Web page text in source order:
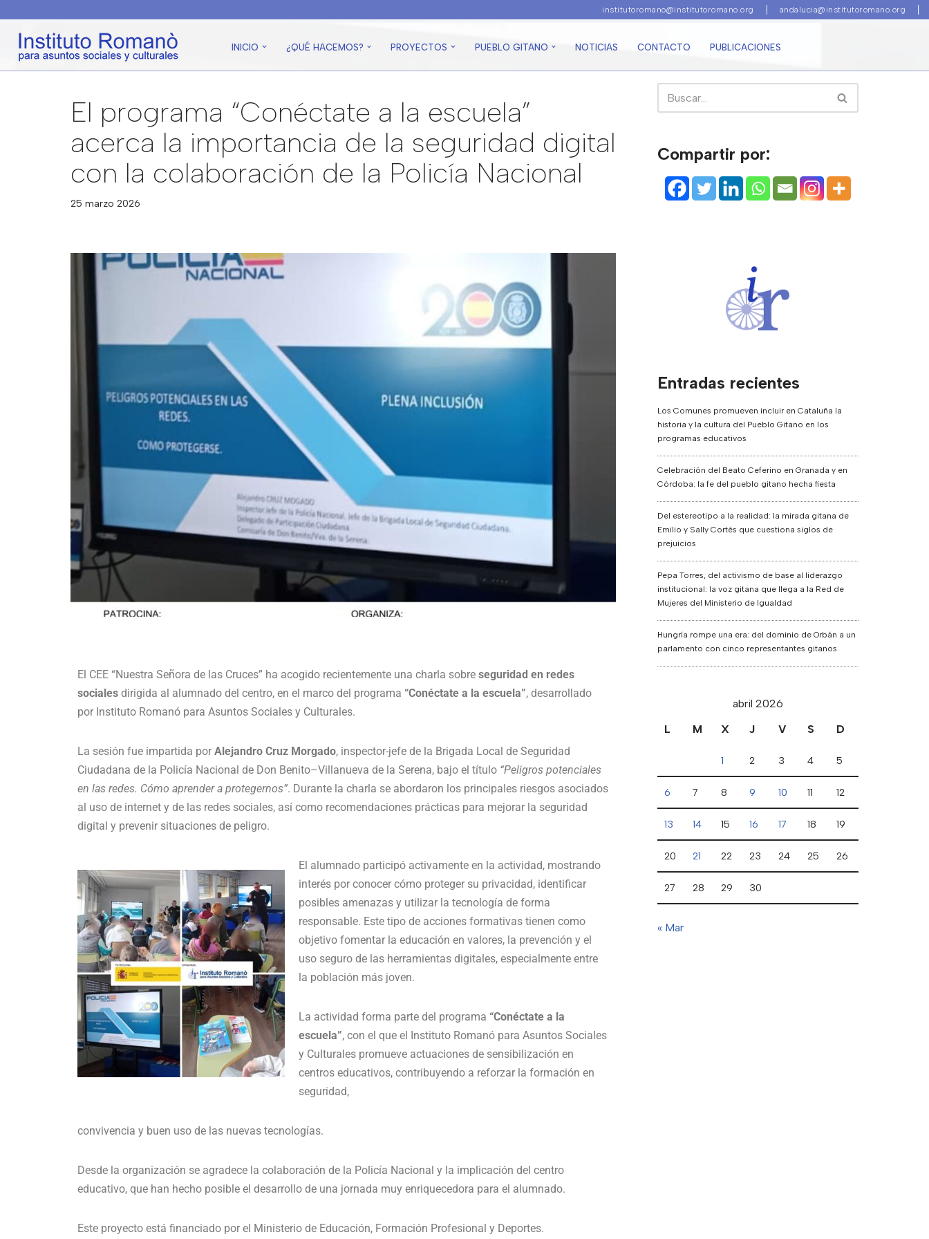
Saltar
contenido
institutoromano@institutoromano.org andalucia@institutoromano.org
INICIO ¿QUÉ HACEMOS? PROYECTOS PUEBLO GITANO NOTICIAS CONTACTO PUBLICACIONES
El programa “Conéctate a la escuela”
acerca la importancia de la seguridad digital
con la colaboración de la Policía Nacional
25 marzo 2026
El CEE “Nuestra Señora de las Cruces” ha acogido recientemente una charla sobre seguridad en redes
sociales dirigida al alumnado del centro, en el marco del programa “Conéctate a la escuela”, desarrollado
por Instituto Romanó para Asuntos Sociales y Culturales.
La sesión fue impartida por Alejandro Cruz Morgado, inspector-jefe de la Brigada Local de Seguridad
Ciudadana de la Policía Nacional de Don Benito–Villanueva de la Serena, bajo el título “Peligros potenciales
en las redes. Cómo aprender a protegernos”. Durante la charla se abordaron los principales riesgos asociados
al uso de internet y de las redes sociales, así como recomendaciones prácticas para mejorar la seguridad
digital y prevenir situaciones de peligro.
El alumnado participó activamente en la actividad, mostrando
interés por conocer cómo proteger su privacidad, identificar
posibles amenazas y utilizar la tecnología de forma
responsable. Este tipo de acciones formativas tienen como
objetivo fomentar la educación en valores, la prevención y el
uso seguro de las herramientas digitales, especialmente entre
la población más joven.
La actividad forma parte del programa “Conéctate a la
escuela”, con el que el Instituto Romanó para Asuntos Sociales
y Culturales promueve actuaciones de sensibilización en
centros educativos, contribuyendo a reforzar la formación en
seguridad,
convivencia y buen uso de las nuevas tecnologías.
Desde la organización se agradece la colaboración de la Policía Nacional y la implicación del centro
educativo, que han hecho posible el desarrollo de una jornada muy enriquecedora para el alumnado.
Este proyecto está financiado por el Ministerio de Educación, Formación Profesional y Deportes.
Compartir por:
Entradas recientes
Los Comunes promueven incluir en Cataluña la
historia y la cultura del Pueblo Gitano en los
programas educativos
Celebración del Beato Ceferino en Granada y en
Córdoba: la fe del pueblo gitano hecha fiesta
Del estereotipo a la realidad: la mirada gitana de
Emilio y Sally Cortés que cuestiona siglos de
prejuicios
Pepa Torres, del activismo de base al liderazgo
institucional: la voz gitana que llega a la Red de
Mujeres del Ministerio de Igualdad
Hungría rompe una era: del dominio de Orbán a un
parlamento con cinco representantes gitanos
abril 2026
L
M X J V S D
1 2 3 4 5
6 7 8 9 10 11 12
13 14 15 16 17 18 19
20 21 22 23 24 25 26
27 28 29 30
« Mar